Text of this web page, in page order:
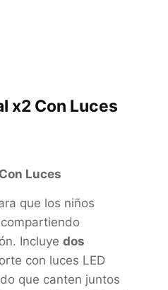
x2 Con Luces
Luces
que los niños
Incluye dos
con luces LED
que canten juntos